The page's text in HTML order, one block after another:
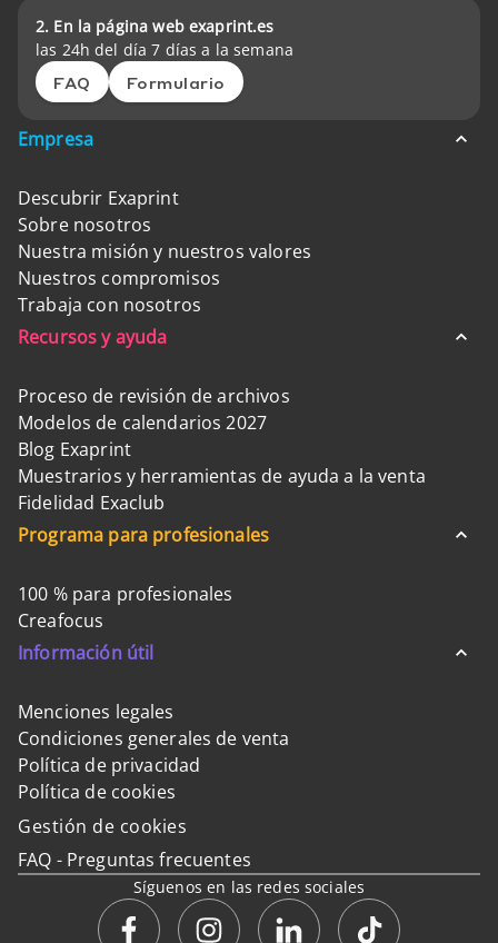
2. En la página web exaprint.es
las 24h del día 7 días a la semana
FAQ Formulario
Empresa
Descubrir Exaprint
Sobre nosotros
Nuestra misión y nuestros valores
Nuestros compromisos
Trabaja con nosotros
Recursos y ayuda
Proceso de revisión de archivos
Modelos de calendarios 2027
Blog Exaprint
Muestrarios y herramientas de ayuda a la venta
Fidelidad Exaclub
Programa para profesionales
100 % para profesionales
Creafocus
Información útil
Menciones legales
Condiciones generales de venta
Política de privacidad
Política de cookies
Gestión de cookies
FAQ - Preguntas frecuentes
Síguenos en las redes sociales